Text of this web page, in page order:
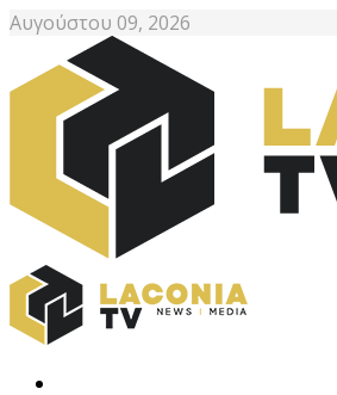
Αυγούστου 09, 2026